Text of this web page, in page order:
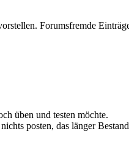
Forumsfremde
üben und testen möchte.
posten, das länger